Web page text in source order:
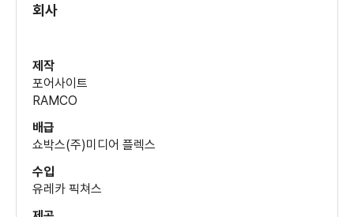
회사
제작
포어사이트
RAMCO
배급
쇼박스(주)미디어 플렉스
수입
유레카 픽쳐스